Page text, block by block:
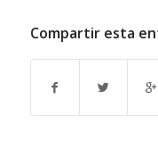
Compartir esta